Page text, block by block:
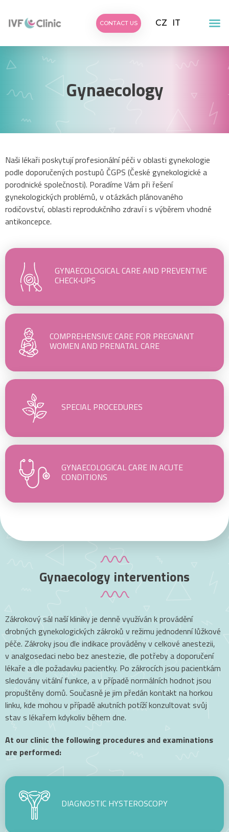
CONTACT US CZ IT
Gynaecology
Naši lékaři poskytují profesionální péči v oblasti gynekologie
podle doporučených postupů ČGPS (České gynekologické a
porodnické společnosti). Poradíme Vám při řešení
gynekologických problémů, v otázkách plánovaného
rodičovství, oblasti reprodukčního zdraví i s výběrem vhodné
antikoncepce.
GYNAECOLOGICAL CARE AND PREVENTIVE
CHECK‑UPS
COMPREHENSIVE CARE FOR PREGNANT
WOMEN AND PRENATAL CARE
SPECIAL PROCEDURES
GYNAECOLOGICAL CARE IN ACUTE
CONDITIONS
Gynaecology interventions
Zákrokový sál naší kliniky je denně využíván k provádění
drobných gynekologických zákroků v režimu jednodenní lůžkové
péče. Zákroky jsou dle indikace prováděny v celkové anestezii,
v analgosedaci nebo bez anestezie, dle potřeby a doporučení
lékaře a dle požadavku pacientky. Po zákrocích jsou pacientkám
sledovány vitální funkce, a v případě normálních hodnot jsou
propuštěny domů. Současně je jim předán kontakt na horkou
linku, kde mohou v případě akutních potíží konzultovat svůj
stav s lékařem kdykoliv během dne.
At our clinic the following procedures and examinations
are performed:
DIAGNOSTIC HYSTEROSCOPY
Dear patients,
Unfortunately, we are currently
experiencing technical issues and we are
not able to process email communications.
Synkova on+420 702 042 526or Marta
Brucciani on
If you fill out form on this site, we will get